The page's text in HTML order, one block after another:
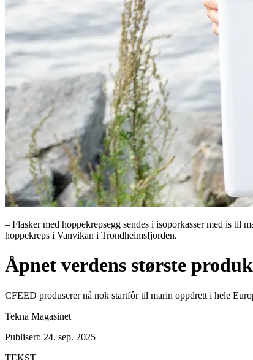
– Flasker med hoppekrepsegg sendes i isoporkasser med is til
hoppekreps i Vanvikan i Trondheimsfjorden.
Åpnet verdens største
CFEED produserer nå nok startfôr til marin oppdrett i hele
Tekna Magasinet
Publisert: 24. sep. 2025
TEKST